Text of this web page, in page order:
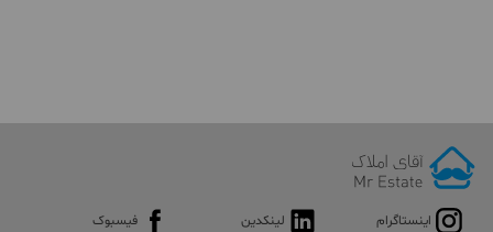
اینستاگرام لینکدین
فیسبوک